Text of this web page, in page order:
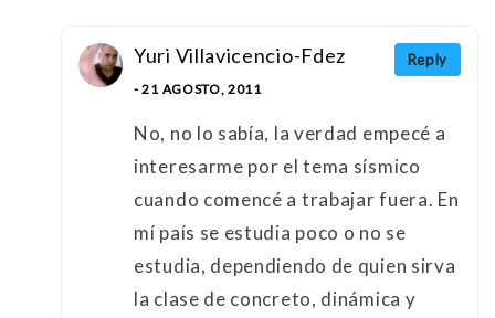
Reply
Yuri Villavicencio-Fdez
- 21 AGOSTO, 2011
No, no lo sabía, la verdad empecé a
interesarme por el tema sísmico
cuando comencé a trabajar fuera. En
mí país se estudia poco o no se
estudia, dependiendo de quien sirva
la clase de concreto, dinámica y